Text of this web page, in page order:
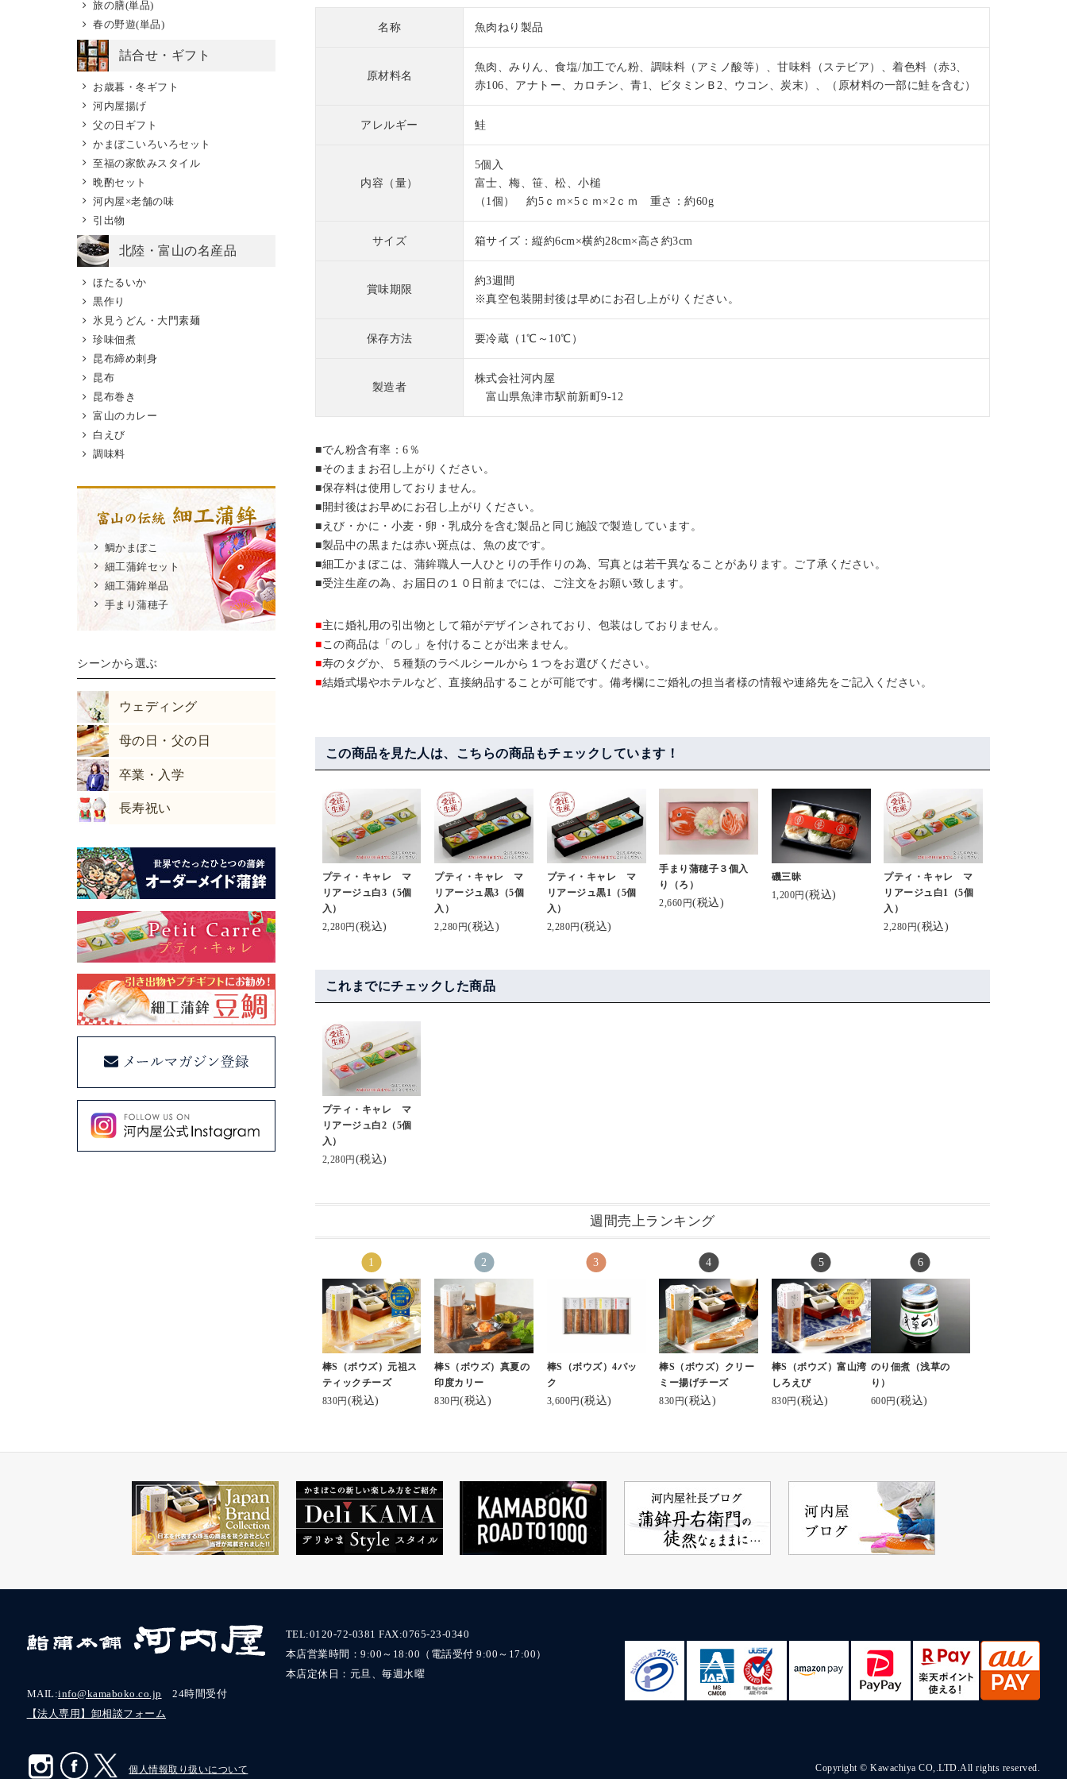
旅の膳(単品)
春の野遊(単品)
詰合せ・ギフト
お歳暮・冬ギフト
河内屋揚げ
父の日ギフト
かまぼこいろいろセット
至福の家飲みスタイル
晩酌セット
河内屋×老舗の味
引出物
北陸・富山の名産品
ほたるいか
黒作り
氷見うどん・大門素麺
珍味佃煮
昆布締め刺身
昆布
昆布巻き
富山のカレー
白えび
調味料
鯛かまぼこ
細工蒲鉾セット
細工蒲鉾単品
手まり蒲穂子
シーンから選ぶ
ウェディング
母の日・父の日
卒業・入学
長寿祝い
名称 魚肉ねり製品
原材料名
魚肉、みりん、食塩/加工でん粉、調味料（アミノ酸等）、甘味料（ステビア）、着色料（赤3、
赤106、アナトー、カロチン、青1、ビタミンＢ2、ウコン、炭末）、（原材料の一部に鮭を含む）
アレルギー 鮭
内容（量）
5個入
富士、梅、笹、松、小槌
（1個） 約5ｃｍ×5ｃｍ×2ｃｍ 重さ：約60g
サイズ 箱サイズ：縦約6cm×横約28cm×高さ約3cm
賞味期限
約3週間
※真空包装開封後は早めにお召し上がりください。
保存方法 要冷蔵（1℃～10℃）
製造者
株式会社河内屋
富山県魚津市駅前新町9-12
■でん粉含有率：6％
■そのままお召し上がりください。
■保存料は使用しておりません。
■開封後はお早めにお召し上がりください。
■えび・かに・小麦・卵・乳成分を含む製品と同じ施設で製造しています。
■製品中の黒または赤い斑点は、魚の皮です。
■細工かまぼこは、蒲鉾職人一人ひとりの手作りの為、写真とは若干異なることがあります。ご了承ください。
■受注生産の為、お届日の１０日前までには、ご注文をお願い致します。
■主に婚礼用の引出物として箱がデザインされており、包装はしておりません。
■この商品は「のし」を付けることが出来ません。
■寿のタグか、５種類のラベルシールから１つをお選びください。
■結婚式場やホテルなど、直接納品することが可能です。備考欄にご婚礼の担当者様の情報や連絡先をご記入ください。
この商品を見た人は、こちらの商品もチェックしています！
プティ・キャレ マ
リアージュ白3（5個
入）
2,280円 (税込)
プティ・キャレ マ
リアージュ黒3（5個
入）
2,280円(税込)
プティ・キャレ マ
リアージュ黒1（5個
入）
2,280円 (税込)
手まり蒲穂子３個入
り（ろ）
2,660円(税込)
磯三昧
1,200円 (税込)
プティ・キャレ マ
リアージュ白1（5個
入）
2,280円(税込)
これまでにチェックした商品
プティ・キャレ マ
リアージュ白2（5個
入）
2,280円 (税込)
週間売上ランキング
棒S（ボウズ）元祖ス
ティックチーズ
830円 (税込)
棒S（ボウズ）真夏の
印度カリー
830円(税込)
棒S（ボウズ）4パッ
ク
3,600円 (税込)
棒S（ボウズ）クリー
ミー揚げチーズ
830円(税込)
棒S（ボウズ）富山湾
しろえび
830円 (税込)
のり佃煮（浅草の
り）
600円 (税込)
TEL:0120-72-0381 FAX:0765-23-0340
本店営業時間：9:00～18:00（電話受付 9:00～17:00）
本店定休日：元旦、毎週水曜
MAIL:info@kamaboko.co.jp
24時間受付
【法人専用】卸相談フォーム
個人情報取り扱いについて Copyright © Kawachiya CO,.LTD.All rights reserved.